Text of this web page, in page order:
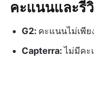
คะแนนและรี
G2: คะแนนไม่เพีย
Capterra:ไม่มีคะ